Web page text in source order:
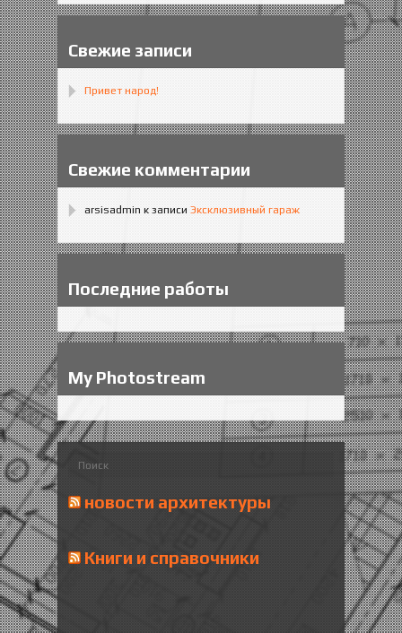
Свежие записи
Привет народ!
Свежие комментарии
arsisadmin к записи Эксклюзивный гараж
Последние работы
My Photostream
новости архитектуры
Книги и справочники